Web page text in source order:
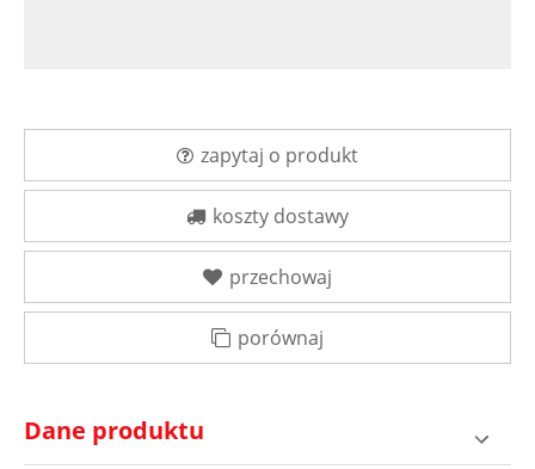
zapytaj o produkt
koszty dostawy
przechowaj
porównaj
Dane produktu